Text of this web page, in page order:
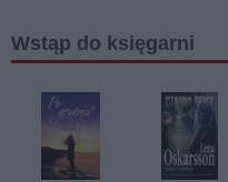
Wstąp do księgarni